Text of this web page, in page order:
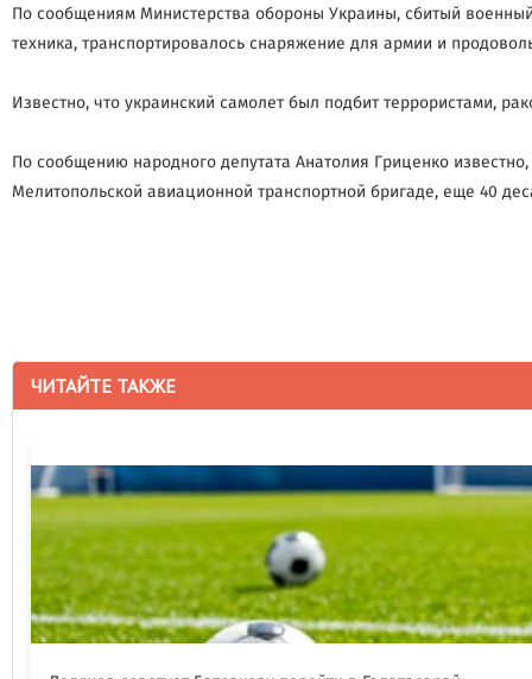
ЧИТАЙТЕ ТАКЖЕ
По сообщениям Министерства обороны Украины, сбитый
техника, транспортировалось снаряжение для армии и
Известно, что украинский самолет был подбит террористами,
По сообщению народного депутата Анатолия Гриценко
Мелитопольской авиационной транспортной бригаде, еще 40